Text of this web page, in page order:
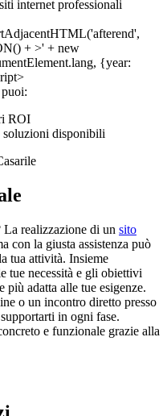
ROI
soluzioni disponibili
realizzazione di un sito
con la giusta assistenza può
tua attività. Insieme
tue necessità e gli obiettivi
adatta alle tue esigenze.
o un incontro diretto presso
in ogni fase.
e funzionale grazie alla